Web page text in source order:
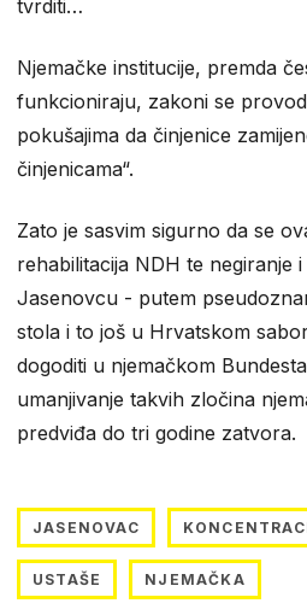
tvrditi…
Njemačke institucije, premda
funkcioniraju, zakoni se
pokušajima da činjenice
činjenicama“.
Zato je sasvim sigurno da se
rehabilitacija NDH te negiranje
Jasenovcu - putem
stola i to još u Hrvatskom
dogoditi u njemačkom
umanjivanje takvih zločina
predviđa do tri godine zatvora.
JASENOVAC
USTAŠE NJEMAČKA